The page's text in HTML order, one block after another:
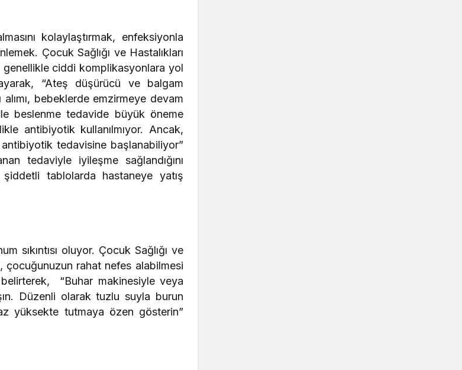
kolaylaştırmak, enfeksiyonla
Çocuk Sağlığı ve Hastalıkları
ciddi komplikasyonlara yol
“Ateş düşürücü ve balgam
bebeklerde emzirmeye devam
beslenme tedavide büyük öneme
antibiyotik kullanılmıyor. Ancak,
tedavisine başlanabiliyor”
tedaviyle iyileşme sağlandığını
tablolarda hastaneye yatış
sıkıntısı oluyor. Çocuk Sağlığı ve
çocuğunuzun rahat nefes alabilmesi
“Buhar makinesiyle veya
Düzenli olarak tuzlu suyla burun
yüksekte tutmaya özen gösterin”